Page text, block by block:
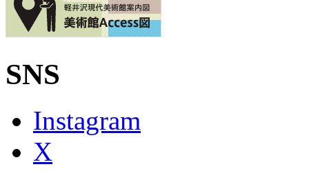
SNS
Instagram
X